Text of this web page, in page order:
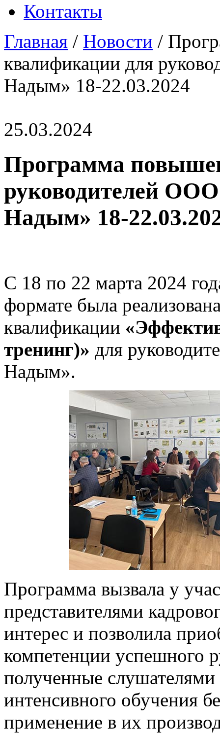
Контакты
Главная / Новости /
квалификации для
Надым» 18-22.03.2024
25.03.2024
Программа
руководителей
Надым» 18-
С 18 по 22 марта 2024
формате была
квалификации «
тренинг)» для
Надым».
Программа вызвала у
представителями
интерес и позволила
компетенции успешного
полученные слушателями
интенсивного обучения
применение в их